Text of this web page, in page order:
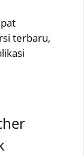
terbaru,